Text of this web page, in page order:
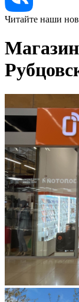
Читайте наши